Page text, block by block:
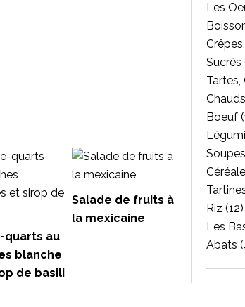
quarts au
blanche
de basili
Salade de fruits à
la mexicaine
Les
Sucrés
Tartes,
Boeuf
Riz (12)
Les
Abats